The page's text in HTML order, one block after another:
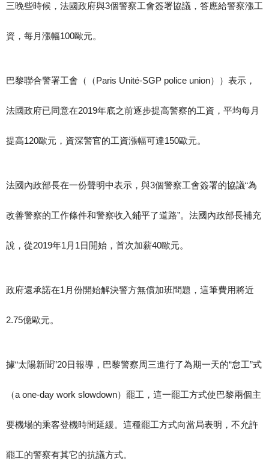
三晚些時候，法國政府與3個警察工會簽署協議，答應給警察漲工
資，每月漲幅100歐元。
巴黎聯合警署工會（（Paris Unité-SGP police union））表示，
法國政府已同意在2019年底之前逐步提高警察的工資，平均每月
提高120歐元，資深警官的工資漲幅可達150歐元。
法國內政部長在一份聲明中表示，與3個警察工會簽署的協議“為
改善警察的工作條件和警察收入鋪平了道路”。法國內政部長補充
說，從2019年1月1日開始，首次加薪40歐元。
政府還承諾在1月份開始解決警方無償加班問題，這筆費用將近
2.75億歐元。
據“太陽新聞”20日報導，巴黎警察周三進行了為期一天的“怠工”式
（a one-day work slowdown）罷工，這一罷工方式使巴黎兩個主
要機場的乘客登機時間延緩。這種罷工方式向當局表明，不允許
罷工的警察有其它的抗議方式。